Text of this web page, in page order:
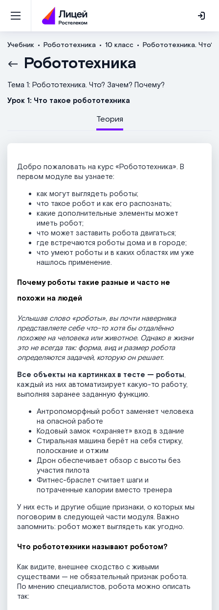
Учебник Робототехника 10 класс Робототехника. Что?
Робототехника
Тема 1: Робототехника. Что? Зачем? Почему?
Урок 1: Что такое робототехника
Теория
Добро пожаловать на курс «Робототехника». В
первом модуле вы узнаете:
как могут выглядеть роботы;
что такое робот и как его распознать;
какие дополнительные элементы может
иметь робот;
что может заставить робота двигаться;
где встречаются роботы дома и в городе;
что умеют роботы и в каких областях им уже
нашлось применение.
Почему роботы такие разные и часто не
похожи на людей
Услышав слово «роботы», вы почти наверняка
представляете себе что-то хотя бы отдалённо
похожее на человека или животное. Однако в жизни
это не всегда так: форма, вид и размер робота
определяются задачей, которую он решает.
Все объекты на картинках в тесте — роботы,
каждый из них автоматизирует какую-то работу,
выполняя заранее заданную функцию.
Антропоморфный робот заменяет человека
на опасной работе
Кодовый замок «охраняет» вход в здание
Стиральная машина берёт на себя стирку,
полоскание и отжим
Дрон обеспечивает обзор с высоты без
участия пилота
Фитнес-браслет считает шаги и
потраченные калории вместо тренера
У них есть и другие общие признаки, о которых мы
поговорим в следующей части модуля. Важно
запомнить: робот может выглядеть как угодно.
Что робототехники называют роботом?
Как видите, внешнее сходство с живыми
существами — не обязательный признак робота.
По мнению специалистов, робота можно описать
так: